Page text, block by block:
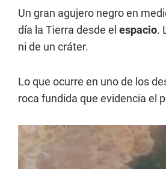
Un gran agujero negro en
día la Tierra desde el espacio.
ni de un cráter.
Lo que ocurre en uno de los
roca fundida que evidencia el